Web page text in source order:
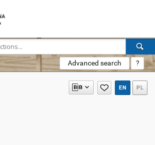
Advanced search ?
EN PL